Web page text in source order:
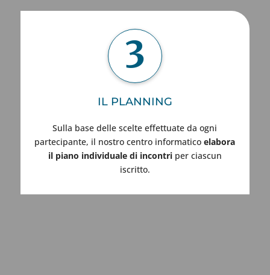
3
IL PLANNING
Sulla base delle scelte effettuate da ogni
partecipante, il nostro centro informaticoelabora
il piano individuale di incontriper ciascun
iscritto.